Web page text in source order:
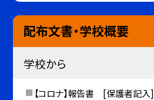
配布文書・学校概要
学校から
【コロナ】報告書 [保護者記入]